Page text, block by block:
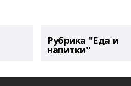
Рубрика "Еда и
напитки"